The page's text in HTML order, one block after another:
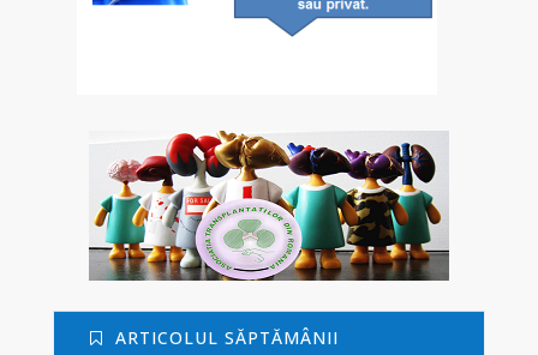
ARTICOLUL SĂPTĂMÂNII